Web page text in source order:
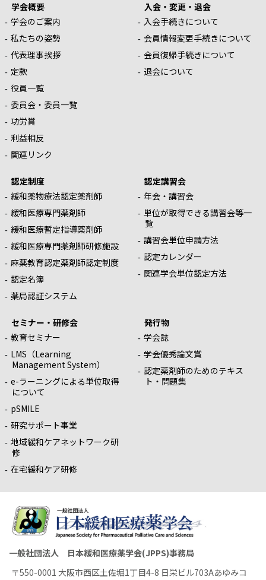
学会概要
学会のご案内
私たちの姿勢
代表理事挨拶
定款
役員一覧
委員会・委員一覧
功労賞
利益相反
関連リンク
入会・変更・退会
入会手続きについて
会員情報変更手続きについて
会員復帰手続きについて
退会について
認定制度
緩和薬物療法認定薬剤師
緩和医療専門薬剤師
緩和医療暫定指導薬剤師
緩和医療専門薬剤師研修施設
麻薬教育認定薬剤師認定制度
認定名簿
薬局認証システム
認定講習会
年会・講習会
単位が取得できる講習会等一
覧
講習会単位申請方法
認定カレンダー
関連学会単位認定方法
セミナー・研修会
教育セミナー
LMS（Learning
Management System）
e-ラーニングによる単位取得
について
pSMILE
研究サポート事業
地域緩和ケアネットワーク研
修
在宅緩和ケア研修
発行物
学会誌
学会優秀論文賞
認定薬剤師のためのテキス
ト・問題集
一般社団法人 日本緩和医療薬学会(JPPS)事務局
〒550-0001 大阪市西区土佐堀1丁目4-8 日栄ビル703Aあゆみコ